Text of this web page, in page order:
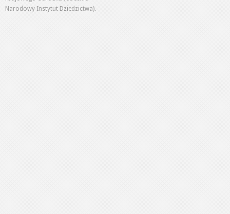
Narodowy Instytut Dziedzictwa).